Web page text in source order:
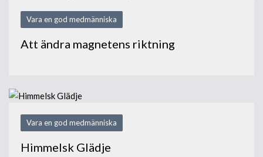
Vara en god medmänniska
Att ändra magnetens riktning
Vara en god medmänniska
Himmelsk Glädje